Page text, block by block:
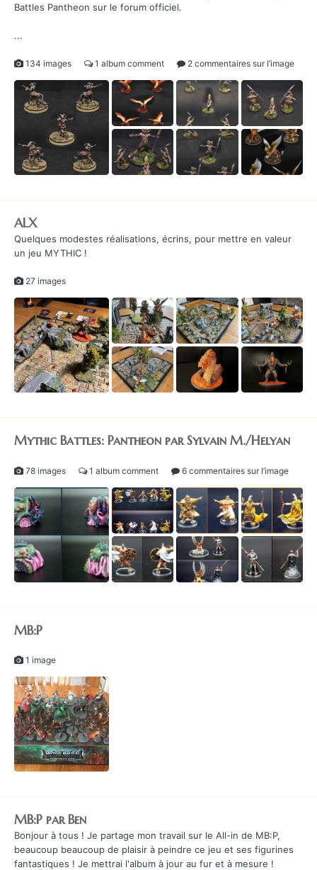
Battles Pantheon sur le forum officiel.
...
134 images 1 album comment 2 commentaires sur l’image
ALX
Quelques modestes réalisations, écrins, pour mettre en valeur
un jeu MYTHIC !
27 images
Mythic Battles: Pantheon par Sylvain M./Helyan
78 images 1 album comment 6 commentaires sur l’image
MB:P
1 image
MB:P par Ben
Bonjour à tous ! Je partage mon travail sur le All-in de MB:P,
beaucoup beaucoup de plaisir à peindre ce jeu et ses figurines
fantastiques ! Je mettrai l'album à jour au fur et à mesure !